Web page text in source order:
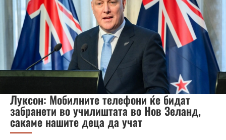
Луксон: Мобилните телефони ќе бидат
забранети во училиштата во Нов Зеланд,
сакаме нашите деца да учат